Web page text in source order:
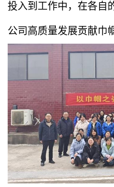
投入到工作中，在各自
公司高质量发展贡献巾